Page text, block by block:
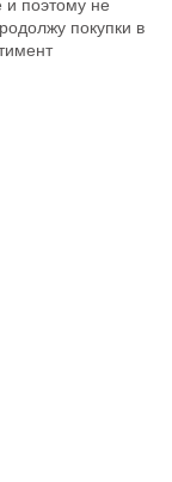
и поэтому не
покупки в